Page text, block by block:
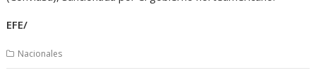
EFE/
Nacionales